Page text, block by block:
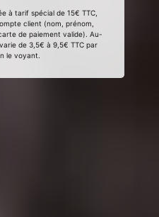
à tarif spécial de 15€ TTC,
client (nom, prénom,
de paiement valide). Au-
de 3,5€ à 9,5€ TTC par
le voyant.